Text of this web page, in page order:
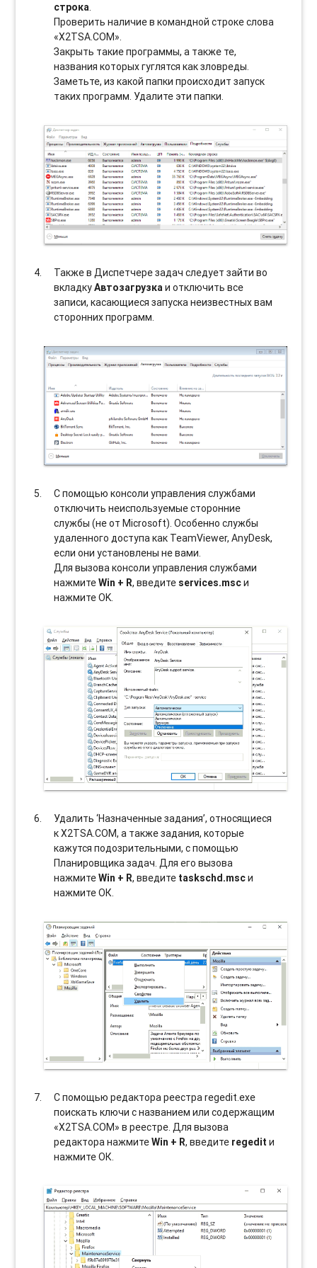
строка.
Проверить наличие в командной строке слова
«X2TSA.COM».
Закрыть такие программы, а также те,
названия которых гуглятся как зловреды.
Заметьте, из какой папки происходит запуск
таких программ. Удалите эти папки.
Также в Диспетчере задач следует зайти во
вкладкуАвтозагрузкаи отключить все
записи, касающиеся запуска неизвестных вам
сторонних программ.
С помощью консоли управления службами
отключить неиспользуемые сторонние
службы (не от Microsoft). Особенно службы
удаленного доступа как TeamViewer, AnyDesk,
если они установлены не вами.
Для вызова консоли управления службами
нажмитеWin + R, введите services.mscи
нажмите OK.
Удалить ‘Назначенные задания’, относящиеся
к X2TSA.COM, а также задания, которые
кажутся подозрительными, с помощью
Планировщика задач. Для его вызова
нажмитеWin + R, введите taskschd.mscи
нажмите ОК.
С помощью редактора реестра regedit.exe
поискать ключи с названием или содержащим
«X2TSA.COM» в реестре. Для вызова
редактора нажмитеWin + R, введите regedit и
нажмите ОК.